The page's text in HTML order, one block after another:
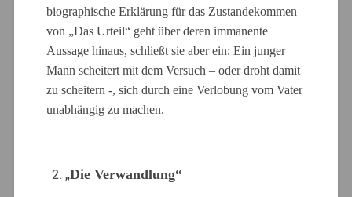
biographische Erklärung für das Zustandekommen
von „Das Urteil“ geht über deren immanente
Aussage hinaus, schließt sie aber ein: Ein junger
Mann scheitert mit dem Versuch – oder droht damit
zu scheitern -, sich durch eine Verlobung vom Vater
unabhängig zu machen.
„Die Verwandlung“